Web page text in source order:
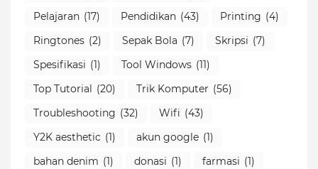
Pelajaran (17) Pendidikan (43) Printing (4)
Ringtones (2) Sepak Bola (7) Skripsi (7)
Spesifikasi (1) Tool Windows (11)
Top Tutorial (20) Trik Komputer (56)
Troubleshooting (32) Wifi (43)
Y2K aesthetic (1) akun google (1)
bahan denim (1) donasi (1) farmasi (1)